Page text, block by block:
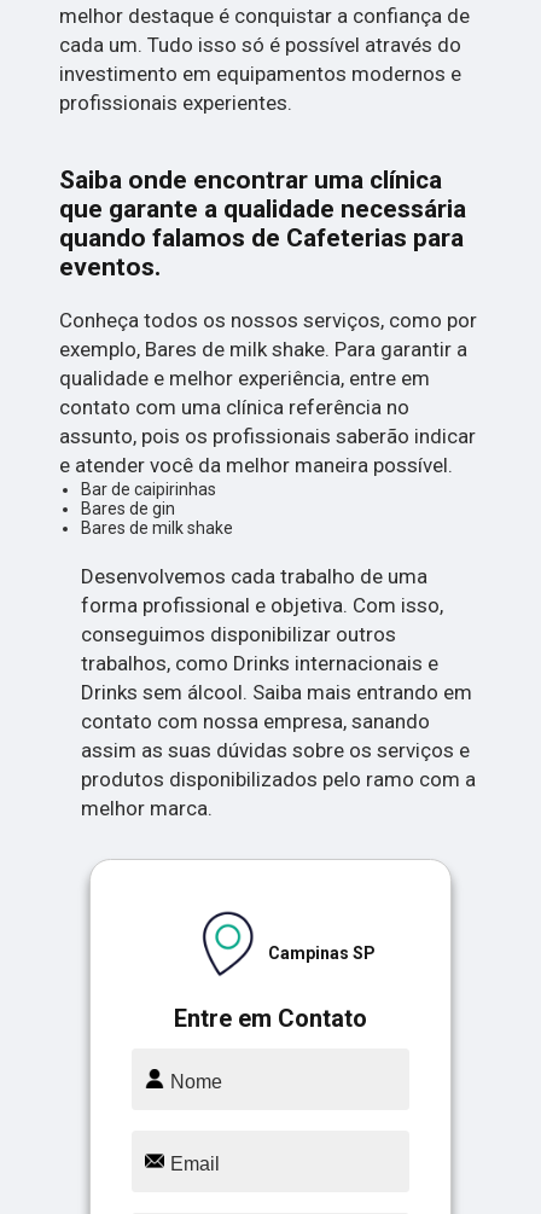
melhor destaque é conquistar a confiança de
cada um. Tudo isso só é possível através do
investimento em equipamentos modernos e
profissionais experientes.
Saiba onde encontrar uma clínica
que garante a qualidade necessária
quando falamos de Cafeterias para
eventos.
Conheça todos os nossos serviços, como por
exemplo, Bares de milk shake. Para garantir a
qualidade e melhor experiência, entre em
contato com uma clínica referência no
assunto, pois os profissionais saberão indicar
e atender você da melhor maneira possível.
Bar de caipirinhas
Bares de gin
Bares de milk shake
Desenvolvemos cada trabalho de uma
forma profissional e objetiva. Com isso,
conseguimos disponibilizar outros
trabalhos, como Drinks internacionais e
Drinks sem álcool. Saiba mais entrando em
contato com nossa empresa, sanando
assim as suas dúvidas sobre os serviços e
produtos disponibilizados pelo ramo com a
melhor marca.
Entre em Contato
Campinas SP